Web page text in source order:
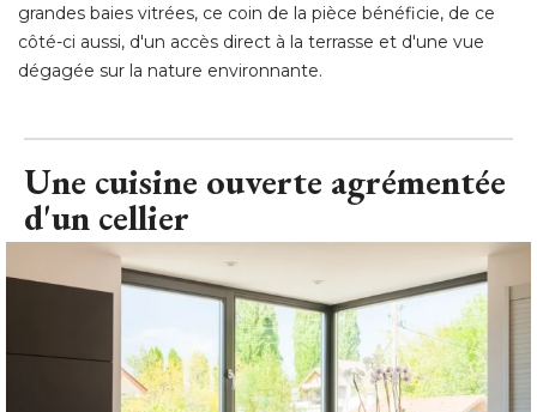
grandes baies vitrées, ce coin de la pièce bénéficie, de ce
côté-ci aussi, d'un accès direct à la terrasse et d'une vue
dégagée sur la nature environnante.
Une cuisine ouverte agrémentée
d'un cellier